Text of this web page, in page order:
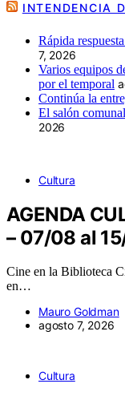
INTENDENCIA
Rápida
7, 2026
Varios equipos
por el temporal
Continúa la
El salón
2026
Cultura
AGENDA
– 07/08 al
Cine en la Biblioteca
en…
Mauro Goldman
agosto 7, 2026
Cultura